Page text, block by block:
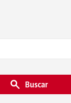
Buscar